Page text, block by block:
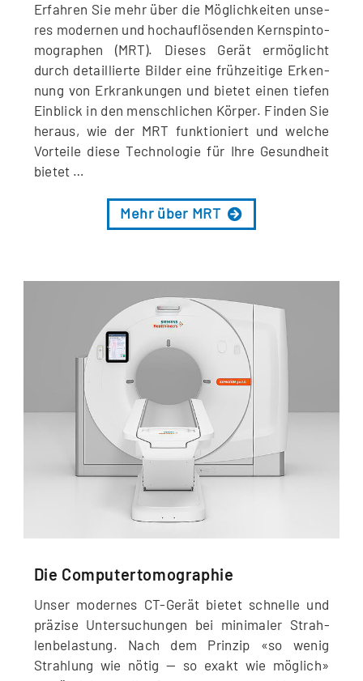
Erfah­ren Sie mehr über die Mög­lich­kei­ten unse­
res moder­nen und hoch­auf­lö­sen­den Kern­spin­to­
mo­gra­phen (MRT). Die­ses Gerät ermög­licht
durch detail­lier­te Bil­der eine früh­zei­ti­ge Erken­
nung von Erkran­kun­gen und bie­tet einen tie­fen
Ein­blick in den mensch­li­chen Kör­per. Fin­den Sie
her­aus, wie der MRT funk­tio­niert und wel­che
Vor­tei­le die­se Tech­no­lo­gie für Ihre Gesund­heit
bietet …
Mehr über MRT
Die Computer­tomographie
Unser moder­nes CT-Gerät bie­tet schnel­le und
prä­zi­se Unter­su­chun­gen bei mini­ma­ler Strah­
len­be­las­tung. Nach dem Prin­zip «so wenig
Strah­lung wie nötig — so exakt wie mög­lich»